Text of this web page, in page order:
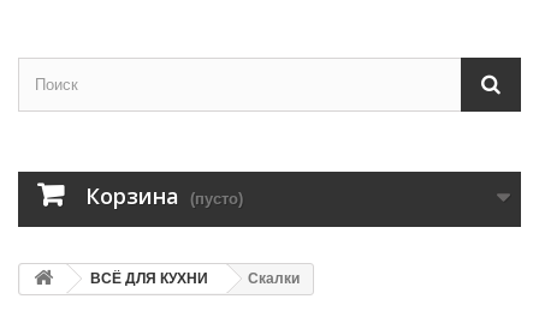
Корзина (пусто)
ВСЁ ДЛЯ КУХНИ Скалки